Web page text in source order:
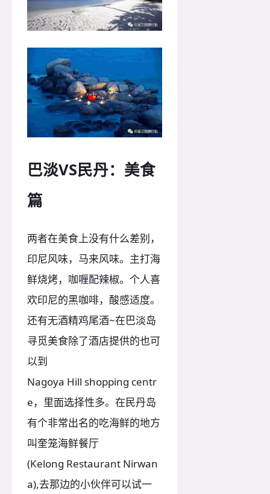
巴淡VS民丹：美食
篇
两者在美食上没有什么差别，
印尼风味，马来风味。主打海
鲜烧烤，咖喱配辣椒。个人喜
欢印尼的黑咖啡，酸感适度。
还有无酒精鸡尾酒~在巴淡岛
寻觅美食除了酒店提供的也可
以到
Nagoya Hill shopping centr
e，里面选择性多。在民丹岛
有个非常出名的吃海鲜的地方
叫奎笼海鲜餐厅
(Kelong Restaurant Nirwan
a),去那边的小伙伴可以试一